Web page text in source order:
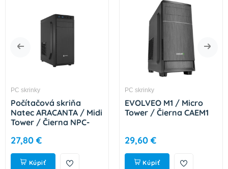
PC skrinky
Počítačová skriňa
Natec ARACANTA / Midi
Tower / Čierna NPC-
27,80 €
Kúpiť
PC skrinky
EVOLVEO M1 / Micro
Tower / Čierna CAEM1
29,60 €
Kúpiť